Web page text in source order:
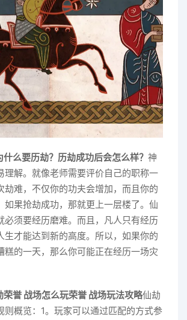
什么要历劫？历劫成功后会怎么样？ 神
理解。就像老师需要评价自己的职称一
劫难，不仅你的功夫会增加，而且你的
如果抢劫成功，那就更上一层楼了。仙
必须要经历磨难。而且，凡人只有经历
生才能达到新的高度。所以，如果你的
糕的一天，那么你可能正在经历一场灾
荣誉 战场怎么玩荣誉 战场玩法攻略仙劫
则概览：1。玩家可以通过匹配的方式参